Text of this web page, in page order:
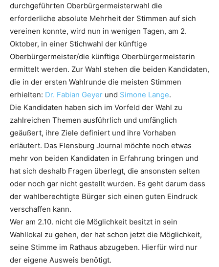
durchgeführten Oberbürgermeisterwahl die
erforderliche absolute Mehrheit der Stimmen auf sich
vereinen konnte, wird nun in wenigen Tagen, am 2.
Oktober, in einer Stichwahl der künftige
Oberbürgermeister/die künftige Oberbürgermeisterin
ermittelt werden. Zur Wahl stehen die beiden Kandidaten,
die in der ersten Wahlrunde die meisten Stimmen
erhielten: Dr. Fabian Geyer und Simone Lange.
Die Kandidaten haben sich im Vorfeld der Wahl zu
zahlreichen Themen ausführlich und umfänglich
geäußert, ihre Ziele definiert und ihre Vorhaben
erläutert. Das Flensburg Journal möchte noch etwas
mehr von beiden Kandidaten in Erfahrung bringen und
hat sich deshalb Fragen überlegt, die ansonsten selten
oder noch gar nicht gestellt wurden. Es geht darum dass
der wahlberechtigte Bürger sich einen guten Eindruck
verschaffen kann.
Wer am 2.10. nicht die Möglichkeit besitzt in sein
Wahllokal zu gehen, der hat schon jetzt die Möglichkeit,
seine Stimme im Rathaus abzugeben. Hierfür wird nur
der eigene Ausweis benötigt.